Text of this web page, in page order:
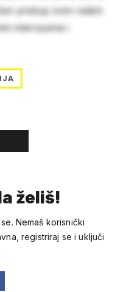
pristup svim našim
intervjuima i
želiš!
Nemaš korisnički
registriraj se i uključi